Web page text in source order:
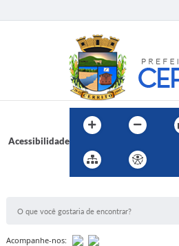
Acessibilidade
Acompanhe-nos: